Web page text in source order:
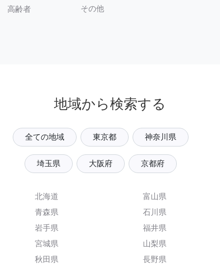
高齢者 その他
地域から検索する
全ての地域 東京都 神奈川県
埼玉県 大阪府 京都府
北海道
青森県
岩手県
宮城県
秋田県
富山県
石川県
福井県
山梨県
長野県